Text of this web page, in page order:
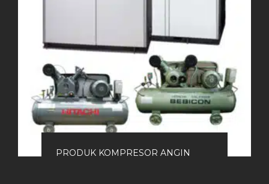
PRODUK KOMPRESOR ANGIN